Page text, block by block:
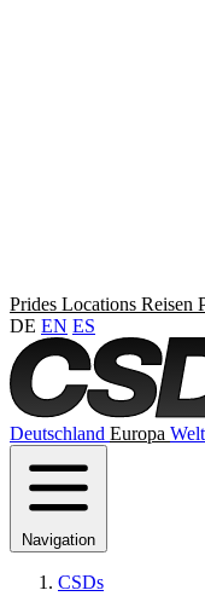
Prides Locations Reisen
DE EN ES
Deutschland Europa
Navigation
CSDs